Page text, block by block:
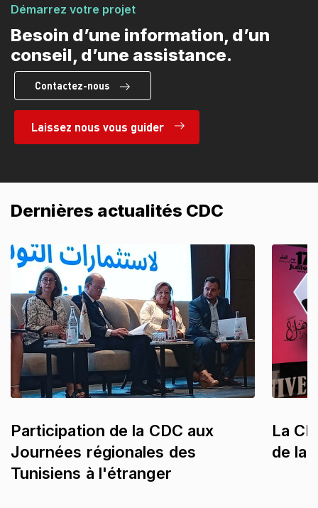
Démarrez votre projet
Besoin d’une information, d’un
conseil, d’une assistance.
Contactez-nous
Laissez nous vous guider
Dernières actualités CDC
Participation de la CDC aux
Journées régionales des
Tunisiens à l'étranger
La
de la